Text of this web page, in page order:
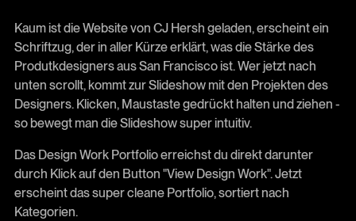
Kaum ist die Website von CJ Hersh geladen, erscheint ein
Schriftzug, der in aller Kürze erklärt, was die Stärke des
Produtkdesigners aus San Francisco ist. Wer jetzt nach
unten scrollt, kommt zur Slideshow mit den Projekten des
Designers. Klicken, Maustaste gedrückt halten und ziehen -
so bewegt man die Slideshow super intuitiv.
Das Design Work Portfolio erreichst du direkt darunter
durch Klick auf den Button "View Design Work". Jetzt
erscheint das super cleane Portfolio, sortiert nach
Kategorien.